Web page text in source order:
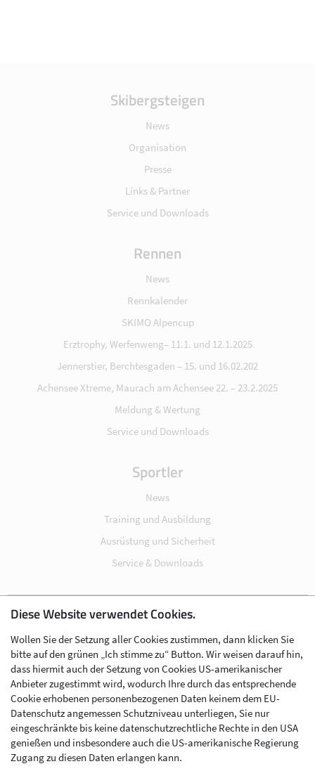
Skibergsteigen
News
Organisation
Presse
Links & Partner
Service und Downloads
Rennen
News
Rennkalender
SKIMO Alpencup
Erztrophy, Werfenweng– 11.1. und 12.1.2025
Jennerstier, Berchtesgaden – 15. und 16.02.202
Achensee Xtreme, Maurach am Achensee 22. – 23.2.2025
Meldung & Wertung
Service und Downloads
Sportler
News
Training und Ausbildung
Ausrüstung und Sicherheit
Service & Downloads
Impressum
Datenschutz
Cookie-Einstellungen
AGB
Kontakt
Werben im Skibergsteigen
Diese Website verwendet Cookies.
Wollen Sie der Setzung aller Cookies zustimmen, dann klicken Sie
bitte auf den grünen „Ich stimme zu“ Button. Wir weisen darauf hin,
dass hiermit auch der Setzung von Cookies US-amerikanischer
Anbieter zugestimmt wird, wodurch Ihre durch das entsprechende
Cookie erhobenen personenbezogenen Daten keinem dem EU-
Datenschutz angemessen Schutzniveau unterliegen, Sie nur
eingeschränkte bis keine datenschutzrechtliche Rechte in den USA
genießen und insbesondere auch die US-amerikanische Regierung
Zugang zu diesen Daten erlangen kann.